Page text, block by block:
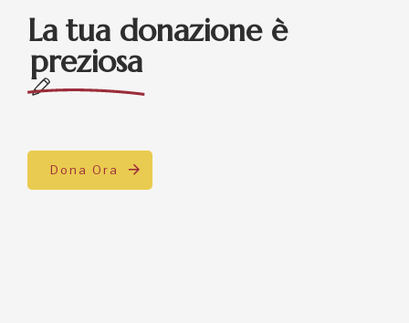
La tua donazione è
preziosa
Dona Ora